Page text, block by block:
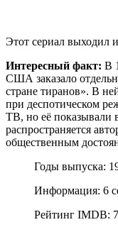
Этот сериал выходил
Интересный факт: В
США заказало
стране тиранов». В
при деспотическом
ТВ, но её показывали
распространяется
общественным
Годы выпуска:
Информация: 6
Рейтинг IMDB: